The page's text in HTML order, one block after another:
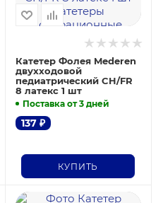
Катетер Фолея Mederen
двухходовой
педиатрический CH/FR
8 латекс 1 шт
Поставка от 3 дней
137₽
КУПИТЬ